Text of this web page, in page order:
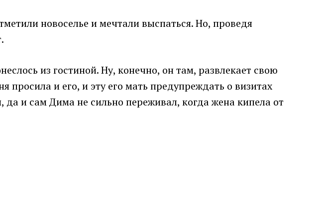
новоселье и мечтали выспаться. Но, проведя
из гостиной. Ну, конечно, он там, развлекает свою
и его, и эту его мать предупреждать о визитах
и сам Дима не сильно переживал, когда жена кипела от